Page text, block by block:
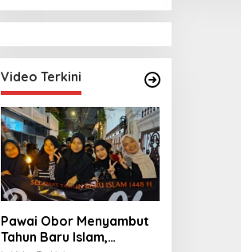
Video Terkini
Pawai Obor Menyambut
Tahun Baru Islam,